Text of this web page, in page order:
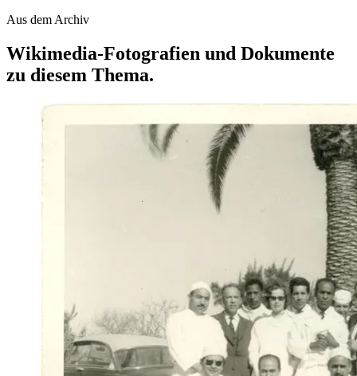
Aus dem Archiv
Wikimedia-Fotografien und Dokumente
zu diesem Thema.